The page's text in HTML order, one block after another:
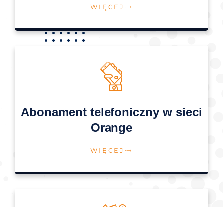
WIĘCEJ
Abonament telefoniczny w sieci
Orange
WIĘCEJ